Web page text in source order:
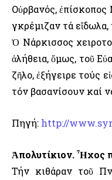
Οὐρβανός,
γκρέμιζαν τά
Ὁ Νάρκισσος
ἀλήθεια, ὅμως, τοῦ
ζῆλο, ἐξήγειρε τούς
τόν βασανίσουν καί
Πηγή: http://
Ἀπολυτίκιον. Ἦχος
Τήν κιθάραν τοῦ